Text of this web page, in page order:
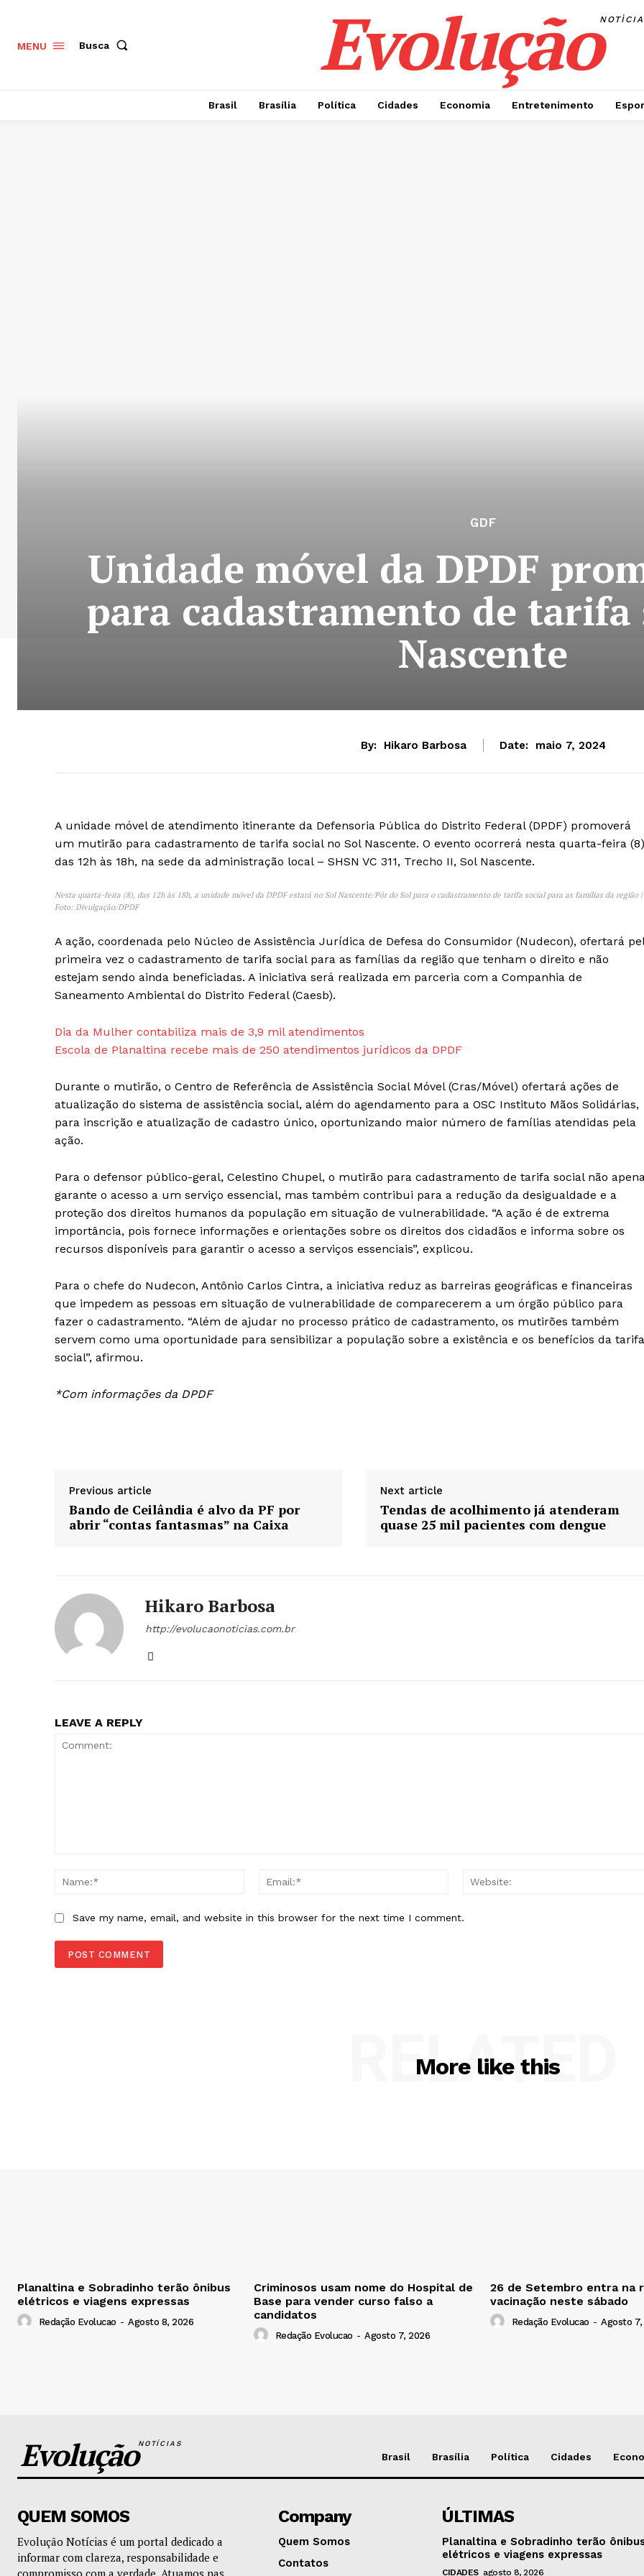
MENU Busca Evolução
Brasil Brasília Política Cidades Economia Entretenimento
GDF
Unidade móvel da DPDF
para cadastramento de tarifa
Nascente
By: Hikaro Barbosa Date: maio 7, 2024
A unidade móvel de atendimento itinerante da Defensoria Pública do Distrito Federal (DPDF) promoverá
um mutirão para cadastramento de tarifa social no Sol Nascente. O evento ocorrerá nesta quarta-feira (8)
das 12h às 18h, na sede da administração local – SHSN VC 311, Trecho II, Sol Nascente.
Nesta quarta-feira (8), das 12h às 18h, a unidade móvel da DPDF estará no Sol Nascente/Pôr do Sol para o cadastramento de tarifa social para as famílias da região |
Foto: Divulgação/DPDF
A ação, coordenada pelo Núcleo de Assistência Jurídica de Defesa do Consumidor (Nudecon), ofertará
primeira vez o cadastramento de tarifa social para as famílias da região que tenham o direito e não
estejam sendo ainda beneficiadas. A iniciativa será realizada em parceria com a Companhia de
Saneamento Ambiental do Distrito Federal (Caesb).
Dia da Mulher contabiliza mais de 3,9 mil atendimentos
Escola de Planaltina recebe mais de 250 atendimentos jurídicos da DPDF
Durante o mutirão, o Centro de Referência de Assistência Social Móvel (Cras/Móvel) ofertará ações de
atualização do sistema de assistência social, além do agendamento para a OSC Instituto Mãos Solidárias,
para inscrição e atualização de cadastro único, oportunizando maior número de famílias atendidas pela
ação.
Para o defensor público-geral, Celestino Chupel, o mutirão para cadastramento de tarifa social não
garante o acesso a um serviço essencial, mas também contribui para a redução da desigualdade e a
proteção dos direitos humanos da população em situação de vulnerabilidade. “A ação é de extrema
importância, pois fornece informações e orientações sobre os direitos dos cidadãos e informa sobre os
recursos disponíveis para garantir o acesso a serviços essenciais”, explicou.
Para o chefe do Nudecon, Antônio Carlos Cintra, a iniciativa reduz as barreiras geográficas e financeiras
que impedem as pessoas em situação de vulnerabilidade de comparecerem a um órgão público para
fazer o cadastramento. “Além de ajudar no processo prático de cadastramento, os mutirões também
servem como uma oportunidade para sensibilizar a população sobre a existência e os benefícios da tarifa
social”, afirmou.
*Com informações da DPDF
Previous article
Bando de Ceilândia é alvo da PF por
abrir “contas fantasmas” na Caixa
Next article
Tendas de acolhimento já atenderam
quase 25 mil pacientes com dengue
Hikaro Barbosa
http://evolucaonoticias.com.br
LEAVE A REPLY
Name:*
Email:*
Save my name, email, and website in this browser for the next time I comment.
More like this
RELATED
Planaltina e Sobradinho terão ônibus
elétricos e viagens expressas
Redação Evolucao - Agosto 8, 2026
Criminosos usam nome do Hospital de
Base para vender curso falso a
candidatos
Redação Evolucao - Agosto 7, 2026
26 de Setembro entra na
vacinação neste sábado
Redação Evolucao - Agosto
EvoluçãoNOTÍCIAS
Brasil Brasília Política Cidades
QUEM SOMOS
Evolução Notícias é um portal dedicado a
informar com clareza, responsabilidade e
Company
Quem Somos
Contatos
ÚLTIMAS
Planaltina e Sobradinho terão
elétricos e viagens expressas
CIDADES agosto 8, 2026